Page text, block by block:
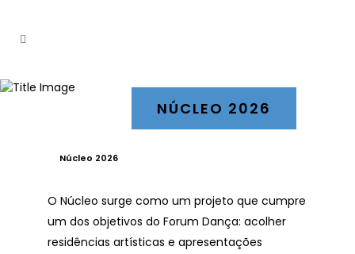
NÚCLEO 2026
Núcleo 2026
O Núcleo surge como um projeto que cumpre
um dos objetivos do Forum Dança: acolher
residências artísticas e apresentações